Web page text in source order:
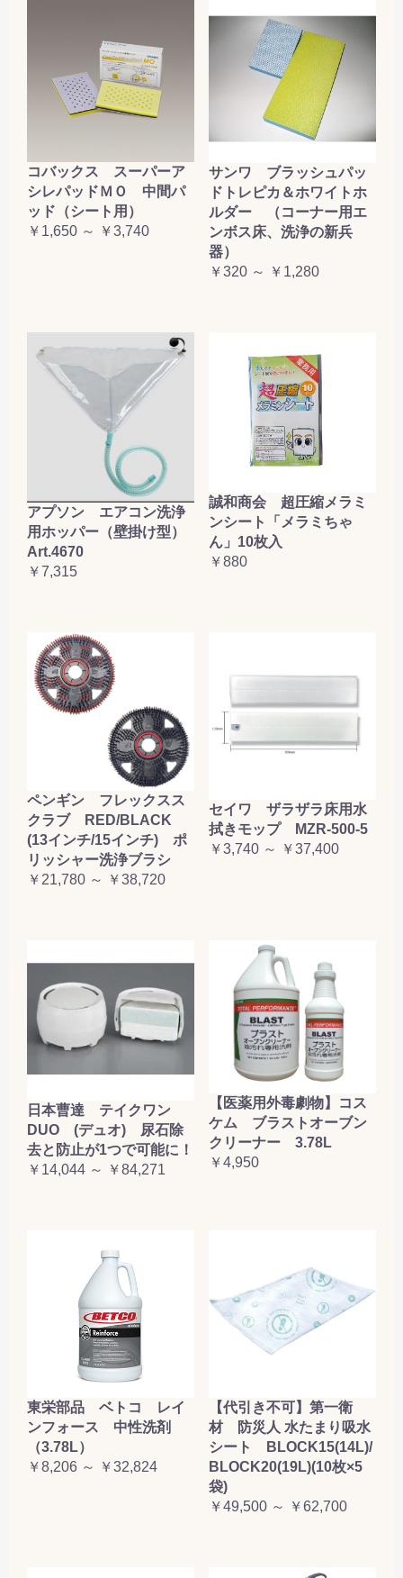
コバックス スーパーア
シレパッドＭＯ 中間パ
ッド（シート用）
￥1,650 ～ ￥3,740
サンワ ブラッシュパッ
ドトレピカ＆ホワイトホ
ルダー （コーナー用エ
ンボス床、洗浄の新兵
器）
￥320 ～ ￥1,280
アプソン エアコン洗浄
用ホッパー（壁掛け型）
Art.4670
￥7,315
誠和商会 超圧縮メラミ
ンシート「メラミちゃ
ん」10枚入
￥880
ペンギン フレックスス
クラブ RED/BLACK
(13インチ/15インチ) ポ
リッシャー洗浄ブラシ
￥21,780 ～ ￥38,720
セイワ ザラザラ床用水
拭きモップ MZR-500-5
￥3,740 ～ ￥37,400
日本曹達 テイクワン
DUO (デュオ) 尿石除
去と防止が1つで可能に！
￥14,044 ～ ￥84,271
【医薬用外毒劇物】コス
ケム ブラストオーブン
クリーナー 3.78L
￥4,950
東栄部品 ベトコ レイ
ンフォース 中性洗剤
（3.78L）
￥8,206 ～ ￥32,824
【代引き不可】第一衛
材 防災人 水たまり吸水
シート BLOCK15(14L)/
BLOCK20(19L)(10枚×5
袋)
￥49,500 ～ ￥62,700